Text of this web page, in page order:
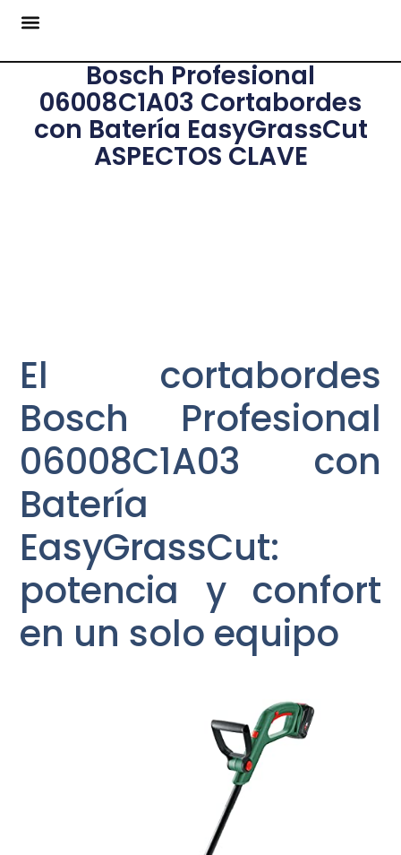
Bosch Profesional
06008C1A03 Cortabordes
con Batería EasyGrassCut
ASPECTOS CLAVE
El cortabordes
Bosch Profesional
06008C1A03 con
Batería
EasyGrassCut:
potencia y confort
en un solo equipo